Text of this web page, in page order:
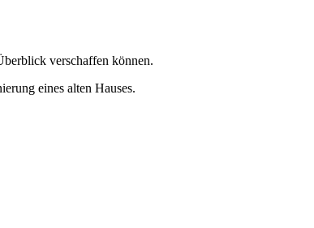
verschaffen können.
eines alten Hauses.